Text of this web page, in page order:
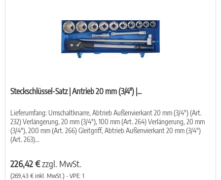
Steckschlüssel-Satz | Antrieb 20 mm (3/4") |...
Lieferumfang: Umschaltknarre, Abtrieb Außenvierkant 20 mm (3/4") (Art.
232) Verlängerung, 20 mm (3/4"), 100 mm (Art. 264) Verlängerung, 20 mm
(3/4"), 200 mm (Art. 266) Gleitgriff, Abtrieb Außenvierkant 20 mm (3/4")
(Art. 263)...
226,42 €zzgl. MwSt.
(269,43 € inkl. MwSt.) - VPE: 1